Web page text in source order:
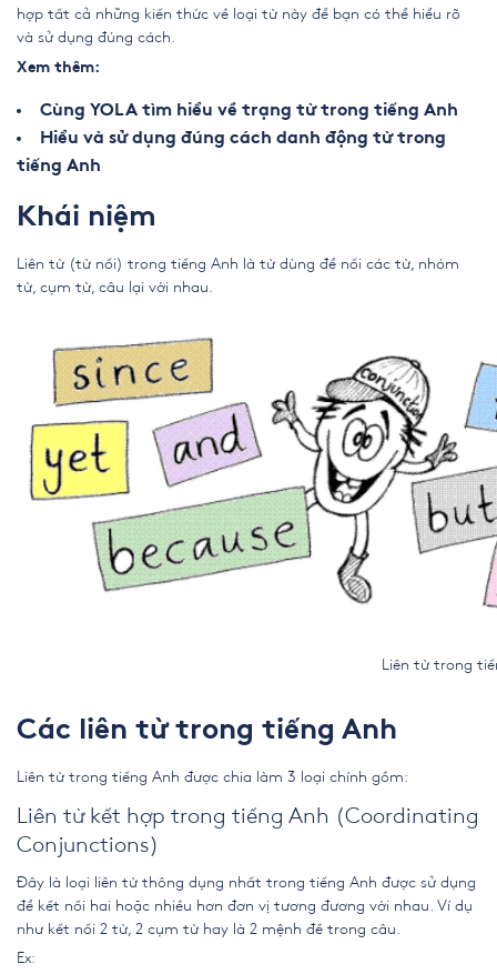
hợp tất cả những kiến thức về loại từ này để bạn có thể hiểu rõ
và sử dụng đúng cách.
Xem thêm:
Cùng YOLA tìm hiểu về trạng từ trong tiếng Anh
Hiểu và sử dụng đúng cách danh động từ trong
tiếng Anh
Khái niệm
Liên từ (từ nối) trong tiếng Anh là từ dùng để nối các từ, nhóm
từ, cụm từ, câu lại với nhau.
Liên từ trong tiếng Anh
Các liên từ trong tiếng Anh
Liên từ trong tiếng Anh được chia làm 3 loại chính gồm:
Liên từ kết hợp trong tiếng Anh (Coordinating
Conjunctions)
Đây là loại liên từ thông dụng nhất trong tiếng Anh được sử dụng
để kết nối hai hoặc nhiều hơn đơn vị tương đương với nhau. Ví dụ
như kết nối 2 từ, 2 cụm từ hay là 2 mệnh đề trong câu.
Ex: